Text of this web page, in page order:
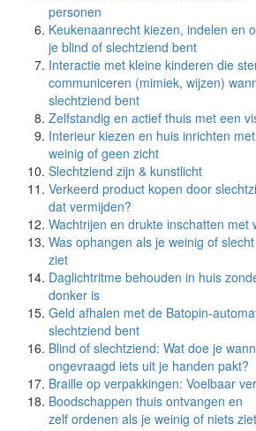
personen
Keukenaanrecht kiezen, indelen en
je blind of slechtziend bent
Interactie met kleine kinderen die
communiceren (mimiek, wijzen)
slechtziend bent
Zelfstandig en actief thuis met een
Interieur kiezen en huis inrichten met
weinig of geen zicht
Slechtziend zijn & kunstlicht
Verkeerd product kopen door
dat vermijden?
Wachtrijen en drukte inschatten met
Was ophangen als je weinig of slecht
ziet
Daglichtritme behouden in huis
donker is
Geld afhalen met de Batopin-
slechtziend bent
Blind of slechtziend: Wat doe je
ongevraagd iets uit je handen pakt?
Braille op verpakkingen: Voelbaar
Boodschappen thuis ontvangen en
zelf ordenen als je weinig of niets ziet